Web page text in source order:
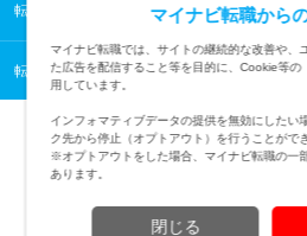
転職TOP 北陸の転職・求人情報TOP 石川
転職TOP 業種から探す その他の転職・
マイナビ転職から
マイナビ転職では、サイトの継続的な改善や、
た広告を配信すること等を目的に、Cookie等の
用しています。
インフォマティブデータの提供を無効にしたい
ク先から停止（オプトアウト）を行うことがで
※オプトアウトをした場合、マイナビ転職の一
あります。
閉じる